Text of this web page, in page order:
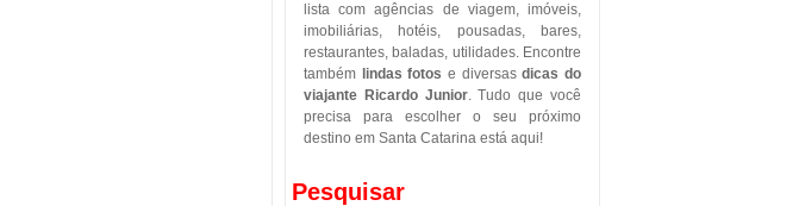
lista com agências de viagem, imóveis,
imobiliárias, hotéis, pousadas, bares,
restaurantes, baladas, utilidades. Encontre
também
lindas fotos e diversasdicas do
viajante Ricardo Junior. Tudo que você
precisa para escolher o seu próximo
destino em Santa Catarina está aqui!
Pesquisar